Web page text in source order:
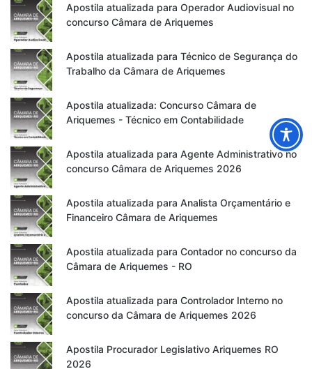
Apostila atualizada para Operador Audiovisual no
concurso Câmara de Ariquemes
Apostila atualizada para Técnico de Segurança do
Trabalho da Câmara de Ariquemes
Apostila atualizada: Concurso Câmara de
Ariquemes - Técnico em Contabilidade
Apostila atualizada para Agente Administrativo no
concurso Câmara de Ariquemes 2026
Apostila atualizada para Analista Orçamentário e
Financeiro Câmara de Ariquemes
Apostila atualizada para Contador no concurso da
Câmara de Ariquemes - RO
Apostila atualizada para Controlador Interno no
concurso da Câmara de Ariquemes 2026
Apostila Procurador Legislativo Ariquemes RO
2026